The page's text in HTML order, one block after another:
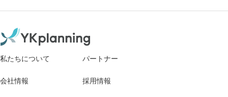
私たちについて
会社情報
パートナー
採用情報